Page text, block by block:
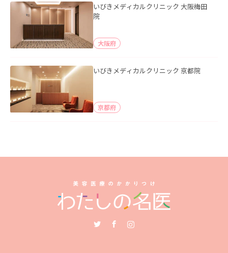
いびきメディカルクリニック 大阪梅田
院
大阪府
いびきメディカルクリニック 京都院
京都府